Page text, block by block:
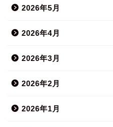
2026年5月
2026年4月
2026年3月
2026年2月
2026年1月